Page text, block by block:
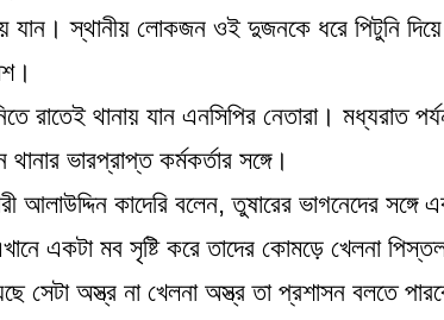
যান। স্থানীয় লোকজন ওই দুজনকে ধরে পিটুনি
রাতেই থানায় যান এনসিপির নেতারা। মধ্যরাত
ভারপ্রাপ্ত কর্মকর্তার সঙ্গে।
আলাউদ্দিন কাদেরি বলেন, তুষারের ভাগনেদের
একটা মব সৃষ্টি করে তাদের কোমড়ে খেলনা পিস্তল
সেটা অস্ত্র না খেলনা অস্ত্র তা প্রশাসন বলতে